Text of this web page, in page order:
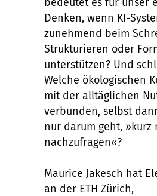
Denken, wenn KI-
zunehmend beim
Strukturieren oder
unterstützen? Und
Welche ökologischen
mit der alltäglichen
verbunden, selbst
nur darum geht, »kurz
nachzufragen«?
Maurice Jakesch hat
an der ETH Zürich,